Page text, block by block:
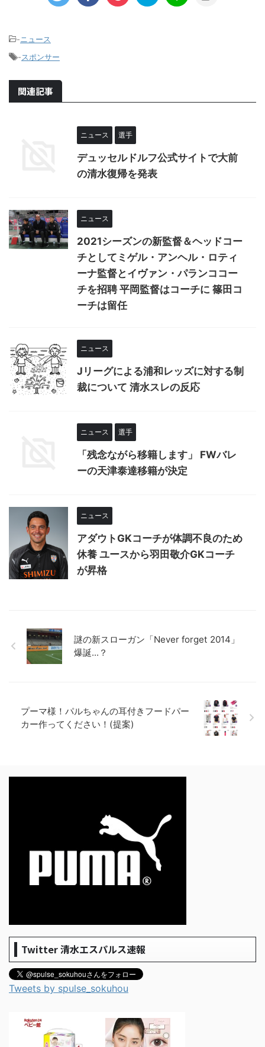
-ニュース
-スポンサー
関連記事
ニュース 選手
デュッセルドルフ公式サイトで大前
の清水復帰を発表
ニュース
2021シーズンの新監督＆ヘッドコー
チとしてミゲル・アンヘル・ロティ
ーナ監督とイヴァン・パランココー
チを招聘 平岡監督はコーチに 篠田コ
ーチは留任
ニュース
Jリーグによる浦和レッズに対する制
裁について 清水スレの反応
ニュース 選手
「残念ながら移籍します」 FWバレ
ーの天津泰達移籍が決定
ニュース
アダウトGKコーチが体調不良のため
休養 ユースから羽田敬介GKコーチ
が昇格
謎の新スローガン「Never forget 2014」
爆誕...？
プーマ様！パルちゃんの耳付きフードパー
カー作ってください！(提案)
Twitter 清水エスパルス速報
Tweets by spulse_sokuhou